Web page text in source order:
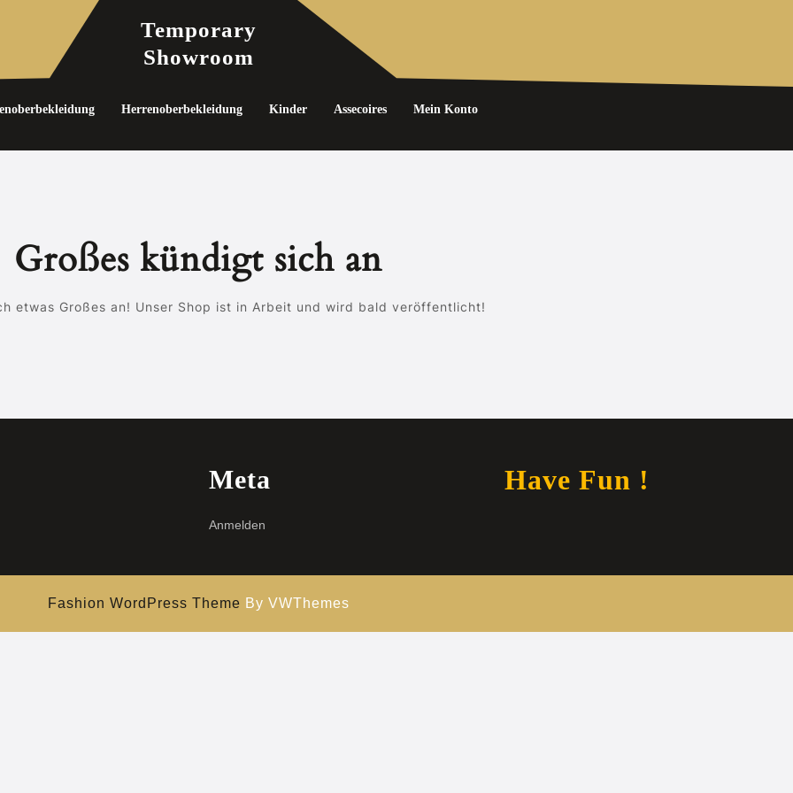
Temporary
Showroom
Herrenoberbekleidung Kinder Assecoires Mein Konto
Großes kündigt sich an
etwas Großes an! Unser Shop ist in Arbeit und wird bald veröffentlicht!
Meta
Anmelden
Have Fun !
Fashion WordPress Theme By VWThemes